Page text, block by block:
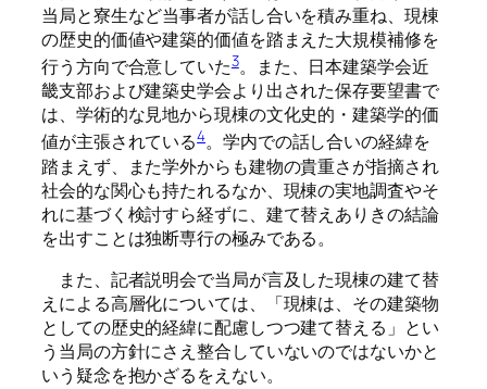
当局と寮生など当事者が話し合いを積み重ね、現棟
の歴史的価値や建築的価値を踏まえた大規模補修を
行う方向で合意していた3。また、日本建築学会近
畿支部および建築史学会より出された保存要望書で
は、学術的な見地から現棟の文化史的・建築学的価
値が主張されている4。学内での話し合いの経緯を
踏まえず、また学外からも建物の貴重さが指摘され
社会的な関心も持たれるなか、現棟の実地調査やそ
れに基づく検討すら経ずに、建て替えありきの結論
を出すことは独断専行の極みである。
また、記者説明会で当局が言及した現棟の建て替
えによる高層化については、「現棟は、その建築物
としての歴史的経緯に配慮しつつ建て替える」とい
う当局の方針にさえ整合していないのではないかと
いう疑念を抱かざるをえない。